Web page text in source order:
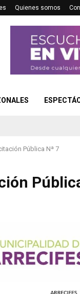
Quienes somos
Pública Nª 7